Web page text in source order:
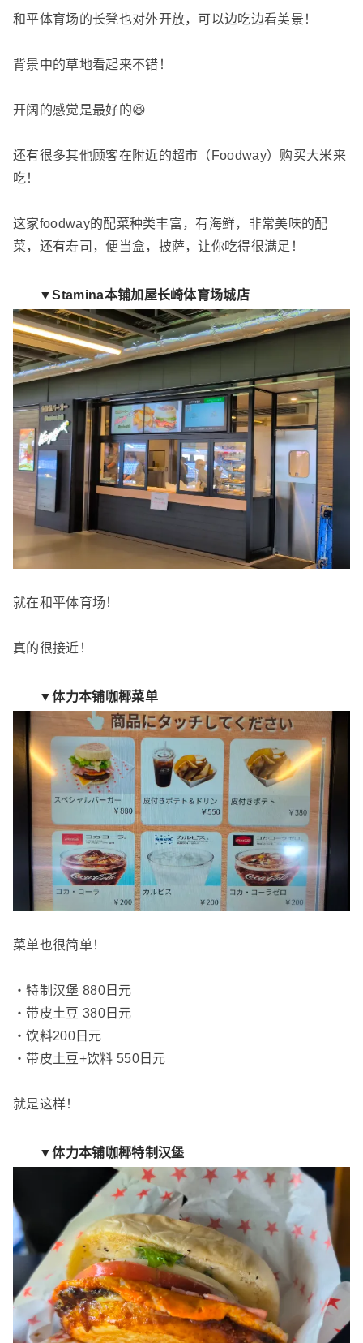
和平体育场的长凳也对外开放，可以边吃边看美景！
背景中的草地看起来不错！
开阔的感觉是最好的😆
还有很多其他顾客在附近的超市（Foodway）购买大米来
吃！
这家foodway的配菜种类丰富，有海鲜，非常美味的配
菜，还有寿司，便当盒，披萨，让你吃得很满足！
▼Stamina本铺加屋长崎体育场城店
就在和平体育场！
真的很接近！
▼体力本铺咖椰菜单
菜单也很简单！
・特制汉堡 880日元
・带皮土豆 380日元
・饮料200日元
・带皮土豆+饮料 550日元
就是这样！
▼体力本铺咖椰特制汉堡